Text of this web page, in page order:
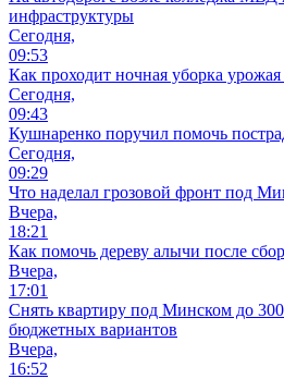
инфраструктуры
Сегодня,
09:53
Как проходит ночная уборка
Сегодня,
09:43
Кушнаренко поручил помочь
Сегодня,
09:29
Что наделал грозовой фронт под
Вчера,
18:21
Как помочь дереву алычи после
Вчера,
17:01
Снять квартиру под Минском до
бюджетных вариантов
Вчера,
16:52